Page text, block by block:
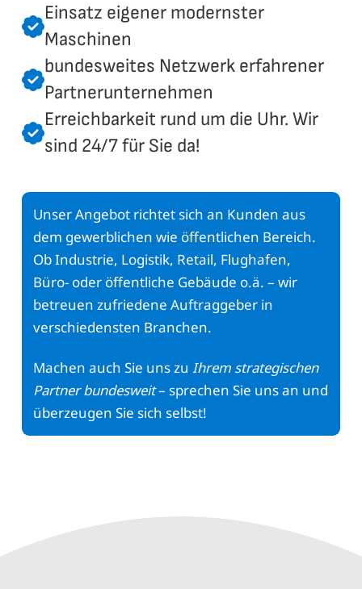
Einsatz eigener modernster
Maschinen
bundesweites Netzwerk erfahrener
Partnerunternehmen
Erreichbarkeit rund um die Uhr. Wir
sind 24/7 für Sie da!
Unser Angebot richtet sich an Kunden aus
dem gewerblichen wie öffentlichen Bereich.
Ob Industrie, Logistik, Retail, Flughafen,
Büro- oder öffentliche Gebäude o.ä. – wir
betreuen zufriedene Auftraggeber in
verschiedensten Branchen.
Machen auch Sie uns zu Ihrem strategischen
Partner bundesweit– sprechen Sie uns an und
überzeugen Sie sich selbst!